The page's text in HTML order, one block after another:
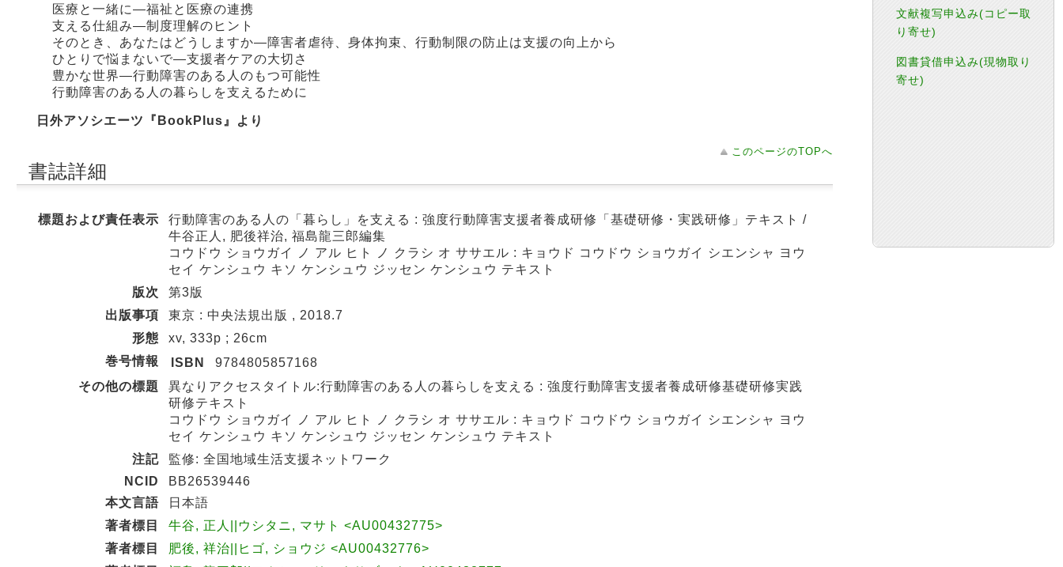
医療と一緒に―福祉と医療の連携
支える仕組み―制度理解のヒント
そのとき、あなたはどうしますか―障害者虐待、身体拘束、行動制限の防止は支援の向上から
ひとりで悩まないで―支援者ケアの大切さ
豊かな世界―行動障害のある人のもつ可能性
行動障害のある人の暮らしを支えるために
日外アソシエーツ『BookPlus』より
このページのTOPへ
書誌詳細
標題および責任表示
行動障害のある人の「暮らし」を支える : 強度行動障害支援者養成研修「基礎研修・実践研修」テキスト /
牛谷正人, 肥後祥治, 福島龍三郎編集
コウドウ ショウガイ ノ アル ヒト ノ クラシ オ ササエル : キョウド コウドウ ショウガイ シエンシャ ヨウ
セイ ケンシュウ キソ ケンシュウ ジッセン ケンシュウ テキスト
版次
第3版
出版事項
東京 : 中央法規出版 , 2018.7
形態
xv, 333p ; 26cm
巻号情報
ISBN
9784805857168
その他の標題
異なりアクセスタイトル:行動障害のある人の暮らしを支える : 強度行動障害支援者養成研修基礎研修実践
研修テキスト
コウドウ ショウガイ ノ アル ヒト ノ クラシ オ ササエル : キョウド コウドウ ショウガイ シエンシャ ヨウ
セイ ケンシュウ キソ ケンシュウ ジッセン ケンシュウ テキスト
注記
監修: 全国地域生活支援ネットワーク
NCID
BB26539446
本文言語
日本語
著者標目
牛谷, 正人||ウシタニ, マサト <AU00432775>
著者標目
肥後, 祥治||ヒゴ, ショウジ <AU00432776>
文献複写申込み(コピー取
り寄せ)
図書貸借申込み(現物取り
寄せ)